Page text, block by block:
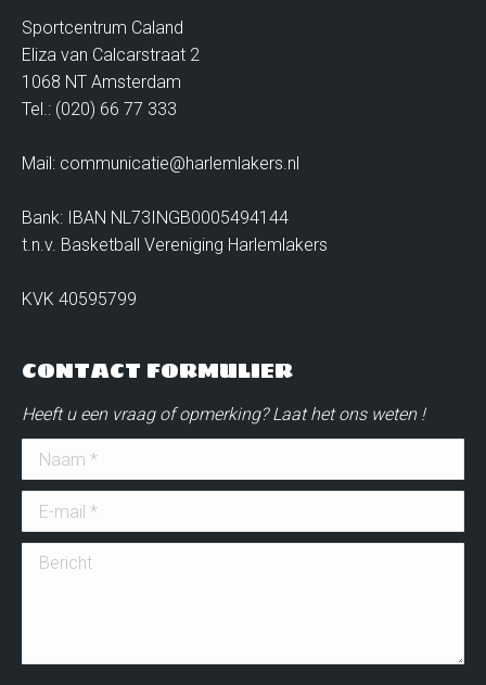
Sportcentrum Caland
Eliza van Calcarstraat 2
1068 NT Amsterdam
Tel.: (020) 66 77 333
Mail: communicatie@harlemlakers.nl
Bank: IBAN NL73INGB0005494144
t.n.v. Basketball Vereniging Harlemlakers
KVK 40595799
CONTACT FORMULIER
Heeft u een vraag of opmerking? Laat het ons weten !
Naam *
E-mail *
Bericht